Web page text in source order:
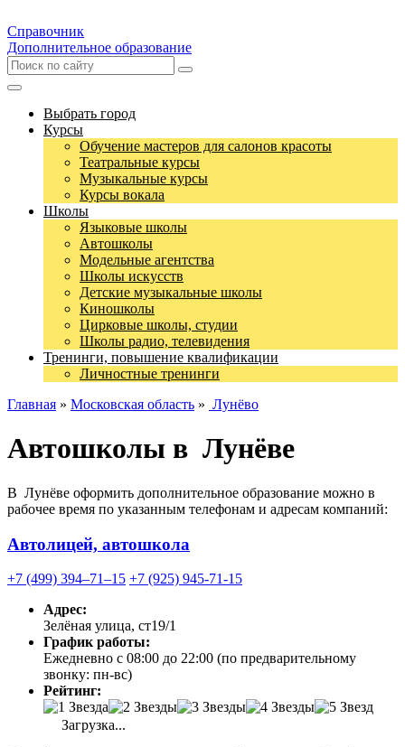
Справочник
Дополнительное образование
Выбрать город
Курсы
Обучение мастеров для салонов красоты
Театральные курсы
Музыкальные курсы
Курсы вокала
Школы
Языковые школы
Автошколы
Модельные агентства
Школы искусств
Детские музыкальные школы
Киношколы
Цирковые школы, студии
Школы радио, телевидения
Тренинги, повышение квалификации
Личностные тренинги
Главная » Московская область » Лунёво
Автошколы в Лунёве
В Лунёве оформить дополнительное образование можно в
рабочее время по указанным телефонам и адресам компаний:
Автолицей, автошкола
+7 (499) 394‒71‒15 +7 (925) 945-71-15
Адрес:
Зелёная улица, ст19/1
График работы:
Ежедневно с 08:00 до 22:00 (по предварительному
звонку: пн-вс)
Рейтинг:
Загрузка...